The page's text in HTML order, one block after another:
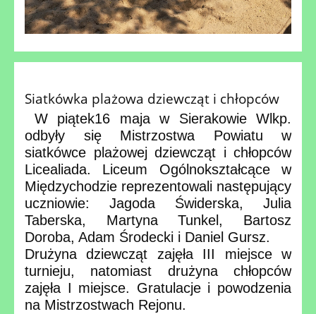
Siatkówka plażowa dziewcząt i chłopców
W piątek16 maja w Sierakowie Wlkp.
odbyły się Mistrzostwa Powiatu w
siatkówce plażowej dziewcząt i chłopców
Licealiada. Liceum Ogólnokształcące w
Międzychodzie reprezentowali następujący
uczniowie: Jagoda Świderska, Julia
Taberska, Martyna Tunkel, Bartosz
Doroba, Adam Środecki i Daniel Gursz.
Drużyna dziewcząt zajęła III miejsce w
turnieju, natomiast drużyna chłopców
zajęła I miejsce. Gratulacje i powodzenia
na Mistrzostwach Rejonu.